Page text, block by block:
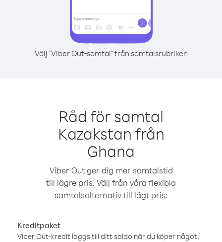
Välj "Viber Out-samtal" från samtalsrubriken
Råd för samtal
Kazakstan från
Ghana
Viber Out ger dig mer samtalstid
till lägre pris. Välj från våra flexibla
samtalsalternativ till lågt pris:
Kreditpaket
Viber Out-kredit läggs till ditt saldo när du köper något,